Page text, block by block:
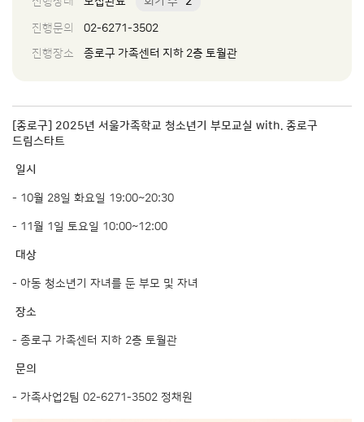
진행문의
02-6271-3502
진행장소
종로구 가족센터 지하 2층 토월관
[종로구] 2025년 서울가족학교 청소년기 부모교실 with. 종로구
드림스타트
일시
- 10월 28일 화요일 19:00~20:30
- 11월 1일 토요일 10:00~12:00
대상
- 아동 청소년기 자녀를 둔 부모 및 자녀
장소
- 종로구 가족센터 지하 2층 토월관
문의
- 가족사업2팀 02-6271-3502 정채원